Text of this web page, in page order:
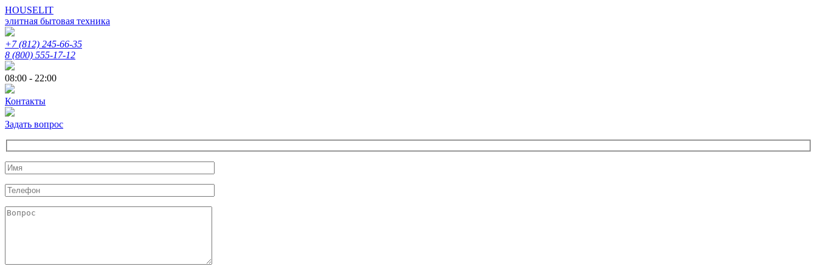
HOUSELIT
элитная бытовая техника
+7 (812) 245-66-35
8 (800) 555-17-12
08:00 - 22:00
Контакты
Задать вопрос